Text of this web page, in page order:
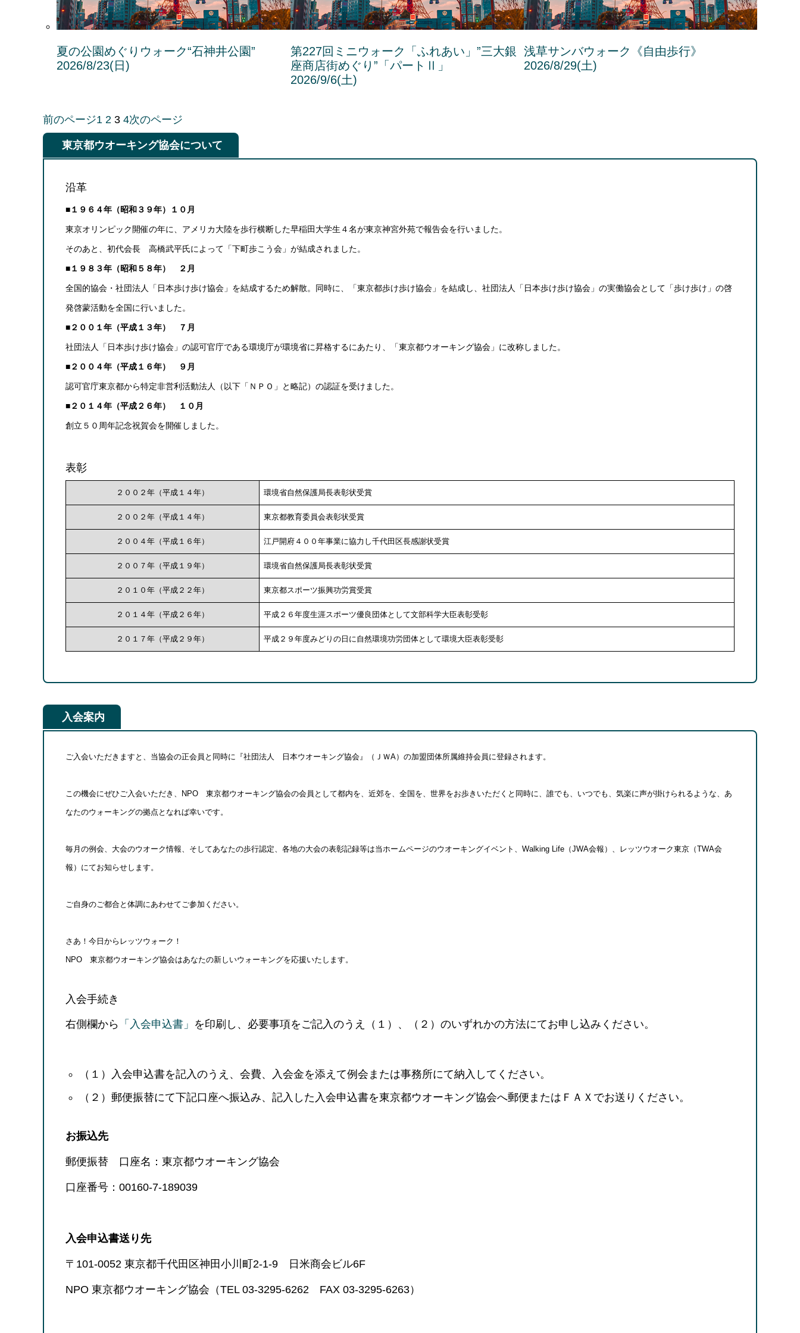
夏の公園めぐりウォーク“石神井公園”
2026/8/23(日)
第227回ミニウォーク「ふれあい」”三大銀
座商店街めぐり”「パートⅡ」
2026/9/6(土)
浅草サンバウォーク《自由歩行》
2026/8/29(土)
前のページ1 2 3 4次のページ
東京都ウオーキング協会について
沿革
■１９６４年（昭和３９年）１０月
東京オリンピック開催の年に、アメリカ大陸を歩行横断した早稲田大学生４名が東京神宮外苑で報告会を行いました。
そのあと、初代会長 高橋武平氏によって「下町歩こう会」が結成されました。
■１９８３年（昭和５８年） ２月
全国的協会・社団法人「日本歩け歩け協会」を結成するため解散。同時に、「東京都歩け歩け協会」を結成し、社団法人「日本歩け歩け協会」の実働協会として「歩け歩け」の啓
発啓蒙活動を全国に行いました。
■２００１年（平成１３年） ７月
社団法人「日本歩け歩け協会」の認可官庁である環境庁が環境省に昇格するにあたり、「東京都ウオーキング協会」に改称しました。
■２００４年（平成１６年） ９月
認可官庁東京都から特定非営利活動法人（以下「ＮＰＯ」と略記）の認証を受けました。
■２０１４年（平成２６年） １０月
創立５０周年記念祝賀会を開催しました。
表彰
２００２年（平成１４年） 環境省自然保護局長表彰状受賞
２００２年（平成１４年） 東京都教育委員会表彰状受賞
２００４年（平成１６年） 江戸開府４００年事業に協力し千代田区長感謝状受賞
２００７年（平成１９年） 環境省自然保護局長表彰状受賞
２０１０年（平成２２年） 東京都スポーツ振興功労賞受賞
２０１４年（平成２６年） 平成２６年度生涯スポーツ優良団体として文部科学大臣表彰受彰
２０１７年（平成２９年） 平成２９年度みどりの日に自然環境功労団体として環境大臣表彰受彰
入会案内
ご入会いただきますと、当協会の正会員と同時に『社団法人 日本ウオーキング協会』（ＪＷA）の加盟団体所属維持会員に登録されます。
この機会にぜひご入会いただき、NPO 東京都ウオーキング協会の会員として都内を、近郊を、全国を、世界をお歩きいただくと同時に、誰でも、いつでも、気楽に声が掛けられるような、あ
なたのウォーキングの拠点となれば幸いです。
毎月の例会、大会のウオーク情報、そしてあなたの歩行認定、各地の大会の表彰記録等は当ホームページのウオーキングイベント、Walking Life（JWA会報）、レッツウオーク東京（TWA会
報）にてお知らせします。
ご自身のご都合と体調にあわせてご参加ください。
さあ！今日からレッツウォーク！
NPO 東京都ウオーキング協会はあなたの新しいウォーキングを応援いたします。
入会手続き
右側欄から 「入会申込書」 を印刷し、必要事項をご記入のうえ（１）、（２）のいずれかの方法にてお申し込みください。
（１）入会申込書を記入のうえ、会費、入会金を添えて例会または事務所にて納入してください。
（２）郵便振替にて下記口座へ振込み、記入した入会申込書を東京都ウオーキング協会へ郵便またはＦＡＸでお送りください。
お振込先
郵便振替 口座名：東京都ウオーキング協会
口座番号：00160-7-189039
入会申込書送り先
〒101-0052 東京都千代田区神田小川町2-1-9 日米商会ビル6F
NPO 東京都ウオーキング協会（TEL 03-3295-6262 FAX 03-3295-6263）